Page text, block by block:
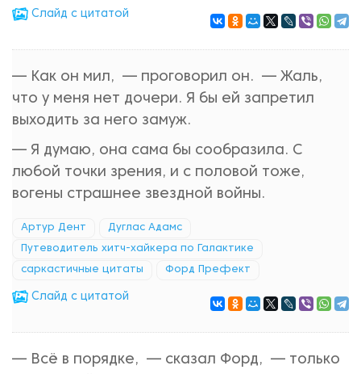
Cлайд с цитатой
— Как он мил, — проговорил он. — Жаль,
что у меня нет дочери. Я бы ей запретил
выходить за него замуж.
— Я думаю, она сама бы сообразила. С
любой точки зрения, и с половой тоже,
вогены страшнее звездной войны.
Артур Дент Дуглас Адамс
Путеводитель хитч-хайкера по Галактике
саркастичные цитаты Форд Префект
Cлайд с цитатой
— Всё в порядке, — сказал Форд, — только